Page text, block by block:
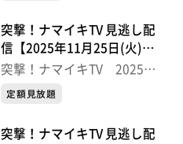
突撃！ナマイキTV 見逃し配
信【2025年11月25日(火)放
送分】
突撃！ナマイキTV 2025後
半
定額見放題
突撃！ナマイキTV 見逃し配